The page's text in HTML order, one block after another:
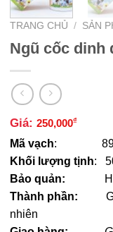
TRANG CHỦ / SẢN
Ngũ cốc dinh
Giá: 250,000₫
Mã vạch:
Khối lượng tịnh:
Bảo quản:
Thành phần:
nhiên